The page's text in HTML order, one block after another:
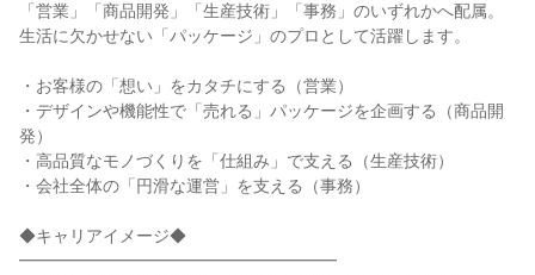
「営業」「商品開発」「生産技術」「事務」のいずれかへ配属。
生活に欠かせない「パッケージ」のプロとして活躍します。
・お客様の「想い」をカタチにする（営業）
・デザインや機能性で「売れる」パッケージを企画する（商品開
発）
・高品質なモノづくりを「仕組み」で支える（生産技術）
・会社全体の「円滑な運営」を支える（事務）
◆キャリアイメージ◆
━━━━━━━━━━━━━━━━━━━